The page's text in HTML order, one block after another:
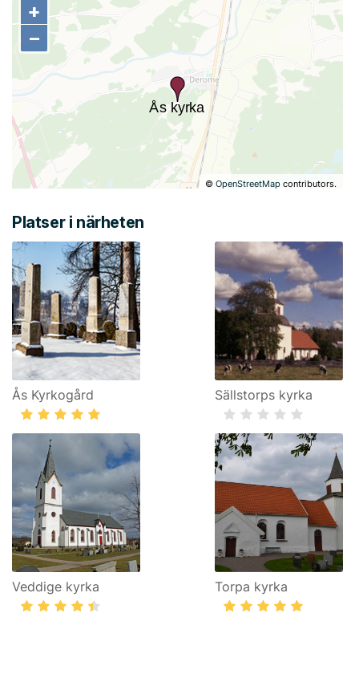
+
−
©OpenStreetMap contributors.
+
−
Platser i närheten
Ås Kyrkogård Sällstorps kyrka
Veddige kyrka Torpa kyrka